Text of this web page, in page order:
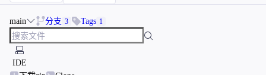
main 分支 3 Tags 1
IDE